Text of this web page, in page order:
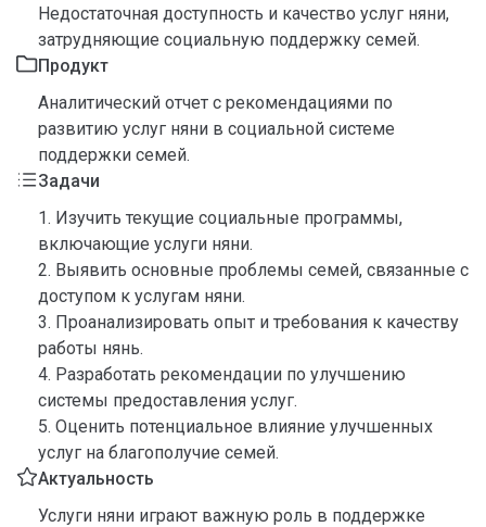
Недостаточная доступность и качество услуг няни,
затрудняющие социальную поддержку семей.
Продукт
Аналитический отчет с рекомендациями по
развитию услуг няни в социальной системе
поддержки семей.
Задачи
1. Изучить текущие социальные программы,
включающие услуги няни.
2. Выявить основные проблемы семей, связанные с
доступом к услугам няни.
3. Проанализировать опыт и требования к качеству
работы нянь.
4. Разработать рекомендации по улучшению
системы предоставления услуг.
5. Оценить потенциальное влияние улучшенных
услуг на благополучие семей.
Актуальность
Услуги няни играют важную роль в поддержке